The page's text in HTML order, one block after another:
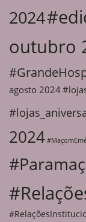
2024
outubro
agosto 2024
2024